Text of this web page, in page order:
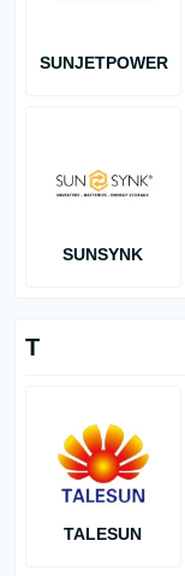
SUNJETPOWER
SUNSYNK
T
TALESUN